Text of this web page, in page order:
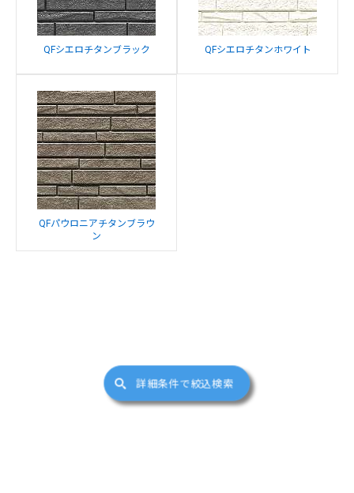
QFシエロチタンブラック QFシエロチタンホワイト
QFパウロニアチタンブラウ
ン
詳細条件で絞込検索